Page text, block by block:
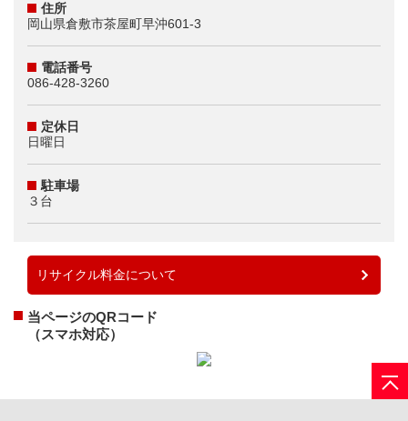
住所
岡山県倉敷市茶屋町早沖601-3
電話番号
086-428-3260
定休日
日曜日
駐車場
３台
リサイクル料金について
当ページのQRコード
（スマホ対応）